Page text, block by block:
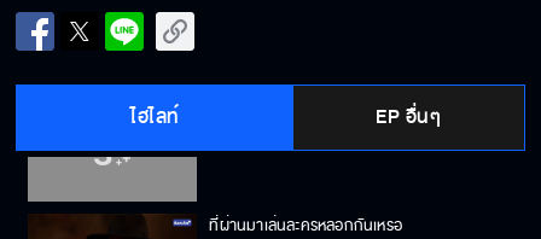
ไฮไลท์ EP อื่นๆ
ที่ผ่านมาเล่นละครหลอกกันเหรอ